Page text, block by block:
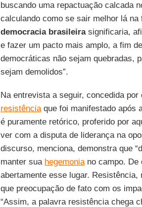
buscando uma repactuação calcada
calculando como se sair melhor lá
democracia brasileirasignificaria,
e fazer um pacto mais amplo, a fim
democráticas não sejam quebradas,
sejam demolidos”.
Na entrevista a seguir, concedida por
resistênciaque foi manifestado após
é puramente retórico, proferido por
ver com a disputa de liderança na
discurso, menciona, demonstra que
manter sua hegemoniano campo. De
abertamente esse lugar.
que preocupação de fato com os
“Assim, a palavra resistência chega